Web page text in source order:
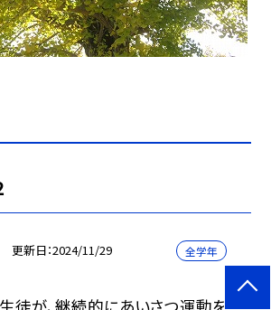
更新日 2024/11/29 全学年